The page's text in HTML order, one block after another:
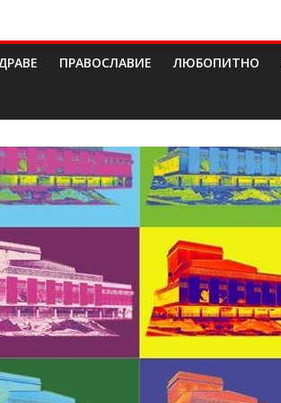
ПРАВОСЛАВИЕ ЛЮБОПИТНО